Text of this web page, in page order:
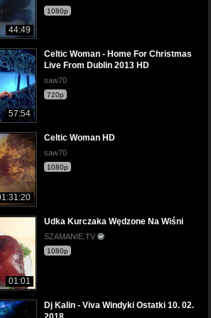
44:49
1080p
57:54
Celtic Woman - Home For Christmas
Live From Dublin 2013 HD
saw70
720p
Celtic Woman HD
saw70
1080p
01:01
Udka Kurczaka Wędzone Na Wiśni
SZAMANIE.TV
1080p
Dj Kalin - Viva Windyki Ostatki 10. 02.